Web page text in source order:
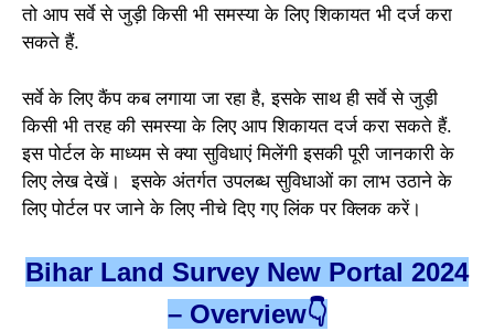
तो आप सर्वे से जुड़ी किसी भी समस्या के लिए शिकायत भी दर्ज करा
सकते हैं.
सर्वे के लिए कैंप कब लगाया जा रहा है, इसके साथ ही सर्वे से जुड़ी
किसी भी तरह की समस्या के लिए आप शिकायत दर्ज करा सकते हैं.
इस पोर्टल के माध्यम से क्या सुविधाएं मिलेंगी इसकी पूरी जानकारी के
लिए लेख देखें। इसके अंतर्गत उपलब्ध सुविधाओं का लाभ उठाने के
लिए पोर्टल पर जाने के लिए नीचे दिए गए लिंक पर क्लिक करें।
Bihar Land Survey New Portal 2024
– Overview👇